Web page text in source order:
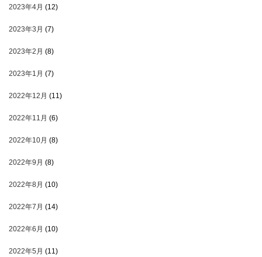
2023年4月 (12)
2023年3月 (7)
2023年2月 (8)
2023年1月 (7)
2022年12月 (11)
2022年11月 (6)
2022年10月 (8)
2022年9月 (8)
2022年8月 (10)
2022年7月 (14)
2022年6月 (10)
2022年5月 (11)